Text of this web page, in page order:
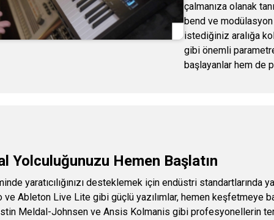
çalmanıza olanak
bend ve
istediğiniz aralığa
gibi önemli
başlayanlar hem de
Yolculuğunuzu Hemen Başlatın
yaratıcılığınızı desteklemek için endüstri standartlarında
Ableton Live Lite gibi güçlü yazılımlar, hemen keşfetmeye
Meldal-Johnsen ve Ansis Kolmanis gibi profesyonellerin